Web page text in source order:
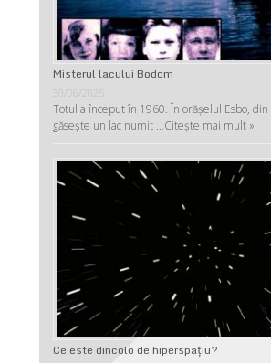
Misterul lacului Bodom
Totul a început în 1960. În orășelul Esbo, din
găsește un lac numit …Citește mai mult »
Ce este dincolo de hiperspaţiu?